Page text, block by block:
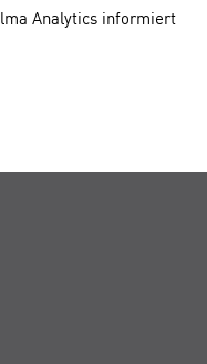
Analytics informiert